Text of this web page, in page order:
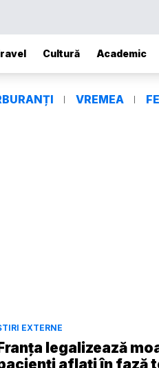
Cultură Academic
VREMEA
EXTERNE
legalizează
aflați în fază